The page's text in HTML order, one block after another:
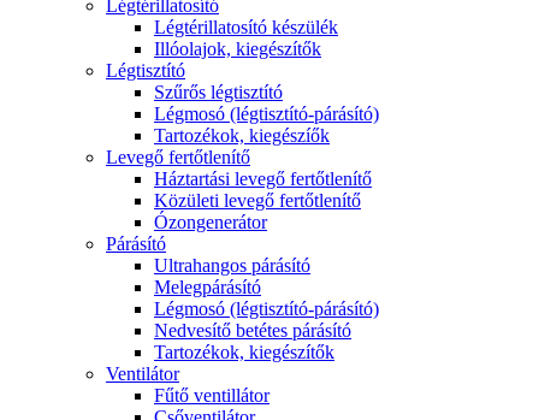
Légtérillatosító
Légtérillatosító készülék
Illóolajok, kiegészítők
Légtisztító
Szűrős légtisztító
Légmosó (légtisztító-párásító)
Tartozékok, kiegészíők
Levegő fertőtlenítő
Háztartási levegő fertőtlenítő
Közületi levegő fertőtlenítő
Ózongenerátor
Párásító
Ultrahangos párásító
Melegpárásító
Légmosó (légtisztító-párásító)
Nedvesítő betétes párásító
Tartozékok, kiegészítők
Ventilátor
Fűtő ventillátor